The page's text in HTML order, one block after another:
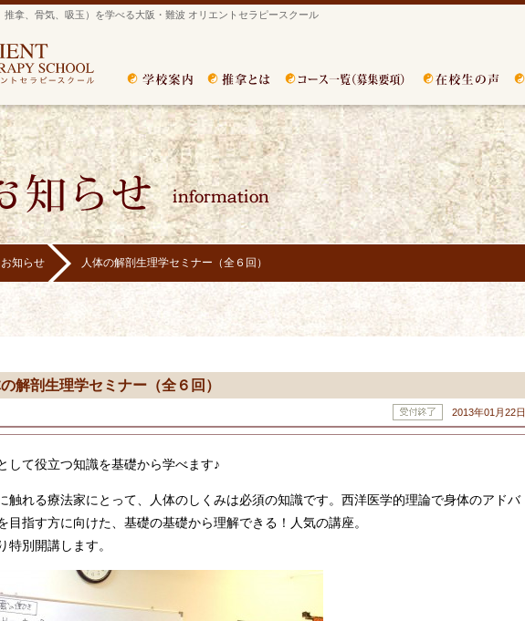
推拿、骨気、吸玉）を学べる大阪・難波 オリエントセラピースクール
お知らせ 人体の解剖生理学セミナー（全６回）
解剖生理学セミナー（全６回）
2013年01月22日
して役立つ知識を基礎から学べます♪
触れる療法家にとって、人体のしくみは必須の知識です。西洋医学的理論で身体のアドバ
目指す方に向けた、基礎の基礎から理解できる！人気の講座。
特別開講します。